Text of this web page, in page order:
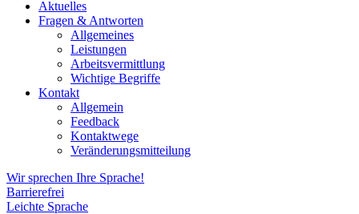
Aktuelles
Fragen & Antworten
Allgemeines
Leistungen
Arbeitsvermittlung
Wichtige Begriffe
Kontakt
Allgemein
Feedback
Kontaktwege
Veränderungsmitteilung
Wir sprechen Ihre Sprache!
Barrierefrei
Leichte Sprache